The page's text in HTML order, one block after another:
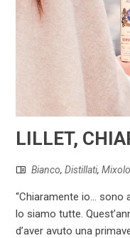
LILLET,
Bianco,Distillati,
“Chiaramente io... sono
lo siamo tutte.
d’aver avuto una